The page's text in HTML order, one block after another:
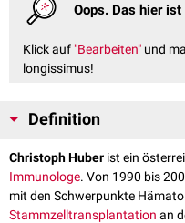
Oops. Das hier
Klick auf "Bearbeiten" und
longissimus!
Definition
Christoph Huber ist ein
Immunologe. Von 1990 bis
mit den Schwerpunkte
Stammzelltransplantation an